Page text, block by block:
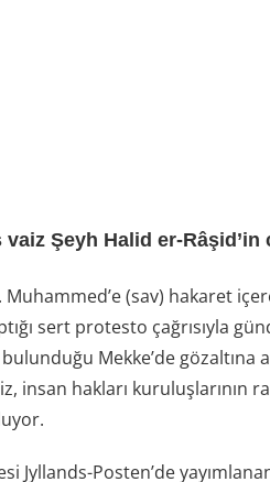
vaiz Şeyh Halid er-
Muhammed’e (sav) hakaret
sert protesto çağrısıyla
Mekke’de gözaltına
insan hakları kuruluşlarının
Jyllands-Posten’de